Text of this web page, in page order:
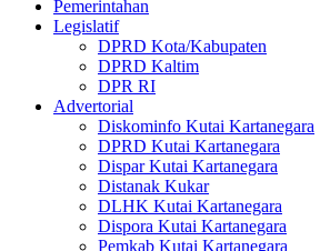
Pemerintahan
Legislatif
DPRD Kota/Kabupaten
DPRD Kaltim
DPR RI
Advertorial
Diskominfo Kutai Kartanegara
DPRD Kutai Kartanegara
Dispar Kutai Kartanegara
Distanak Kukar
DLHK Kutai Kartanegara
Dispora Kutai Kartanegara
Pemkab Kutai Kartanegara